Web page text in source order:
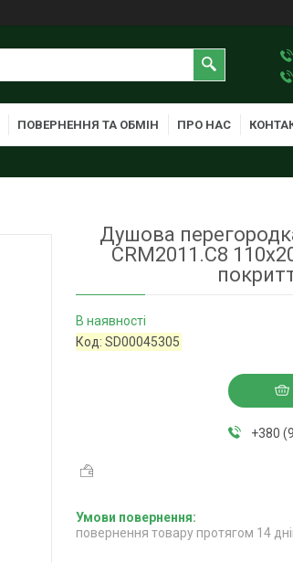
ПОВЕРНЕННЯ ТА ОБМІН ПРО НАС
Душова
CRM2011.C8
В наявності
Код:SD00045305
+380
повернення товару протягом 14